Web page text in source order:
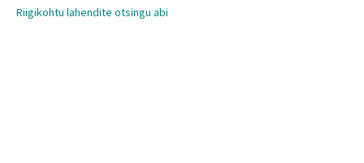
Riigikohtu lahendite otsingu abi